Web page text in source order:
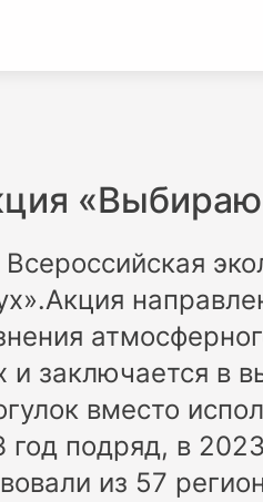
заключается в
вместо
подряд, в
из 57